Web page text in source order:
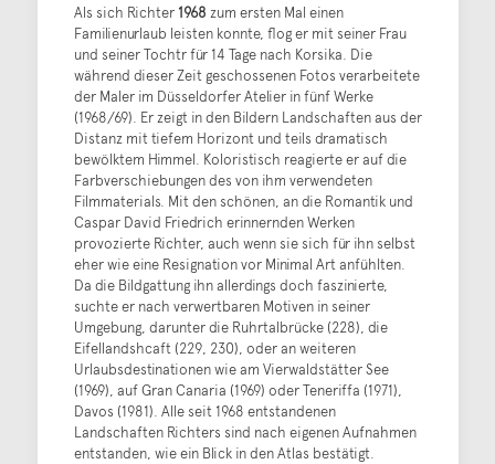
Als sich Richter 1968 zum ersten Mal einen
Familienurlaub leisten konnte, flog er mit seiner Frau
und seiner Tochtr für 14 Tage nach Korsika. Die
während dieser Zeit geschossenen Fotos verarbeitete
der Maler im Düsseldorfer Atelier in fünf Werke
(1968/69). Er zeigt in den Bildern Landschaften aus der
Distanz mit tiefem Horizont und teils dramatisch
bewölktem Himmel. Koloristisch reagierte er auf die
Farbverschiebungen des von ihm verwendeten
Filmmaterials. Mit den schönen, an die Romantik und
Caspar David Friedrich erinnernden Werken
provozierte Richter, auch wenn sie sich für ihn selbst
eher wie eine Resignation vor Minimal Art anfühlten.
Da die Bildgattung ihn allerdings doch faszinierte,
suchte er nach verwertbaren Motiven in seiner
Umgebung, darunter die Ruhrtalbrücke (228), die
Eifellandshcaft (229, 230), oder an weiteren
Urlaubsdestinationen wie am Vierwaldstätter See
(1969), auf Gran Canaria (1969) oder Teneriffa (1971),
Davos (1981). Alle seit 1968 entstandenen
Landschaften Richters sind nach eigenen Aufnahmen
entstanden, wie ein Blick in den Atlas bestätigt.